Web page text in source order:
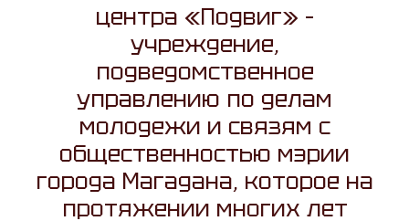
центра «Подвиг» –
учреждение,
подведомственное
управлению по делам
молодежи и связям с
общественностью мэрии
города Магадана, которое на
протяжении многих лет